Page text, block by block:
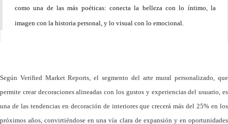
como una de las más poéticas: conecta la belleza con lo íntimo, la
imagen con la historia personal, y lo visual con lo emocional.
Según Verified Market Reports, el segmento del arte mural personalizado, que
permite crear decoraciones alineadas con los gustos y experiencias del usuario, es
una de las tendencias en decoración de interiores que crecerá más del 25% en los
próximos años, convirtiéndose en una vía clara de expansión y en oportunidades